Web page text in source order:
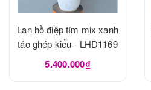
Lan hồ điệp tím mix xanh
táo ghép kiểu - LHD1169
5.400.000₫